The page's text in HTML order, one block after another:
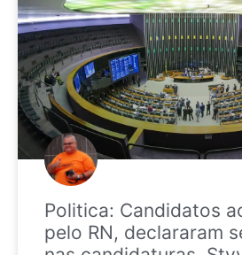
Politica: Candidatos
pelo RN, declararam